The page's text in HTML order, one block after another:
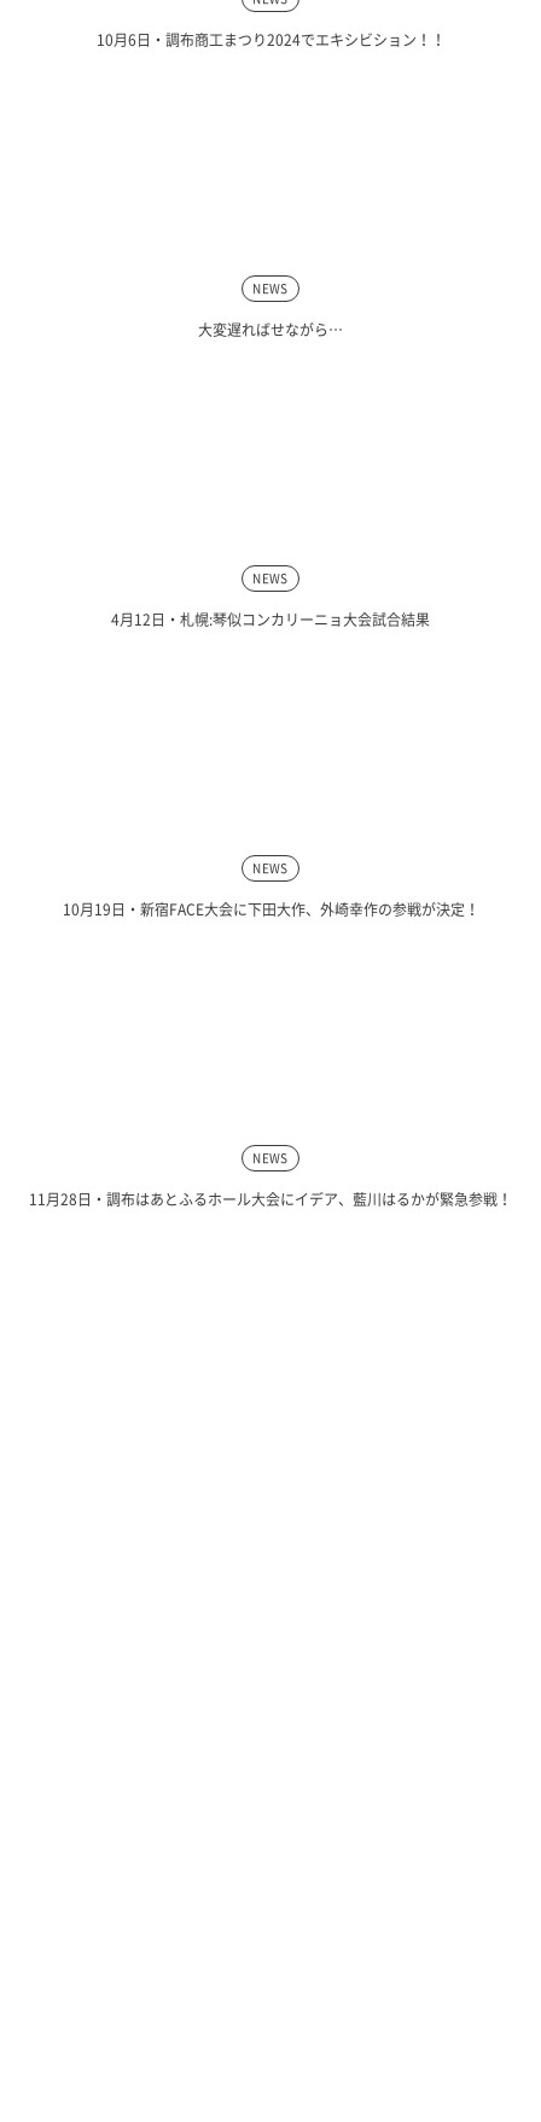
10月6日・調布商工まつり2024でエキシビション！！
NEWS
大変遅ればせながら…
NEWS
4月12日・札幌:琴似コンカリーニョ大会試合結果
NEWS
10月19日・新宿FACE大会に下田大作、外崎幸作の参戦が決定！
NEWS
11月28日・調布はあとふるホール大会にイデア、藍川はるかが緊急参戦！